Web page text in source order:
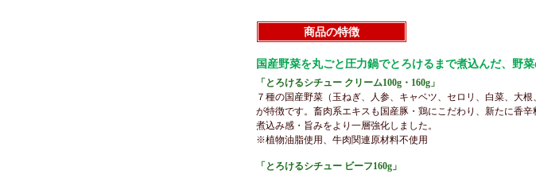
商品の特徴
国産野菜を丸ごと圧力鍋でとろけるまで煮込んだ、野
「とろけるシチュー クリーム100g・160g」
７種の国産野菜（玉ねぎ、人参、キャベツ、セロリ、白菜、大
が特徴です。畜肉系エキスも国産豚・鶏にこだわり、新たに香
煮込み感・旨みをより一層強化しました。
※植物油脂使用、牛肉関連原材料不使用
「とろけるシチュー ビーフ160g」